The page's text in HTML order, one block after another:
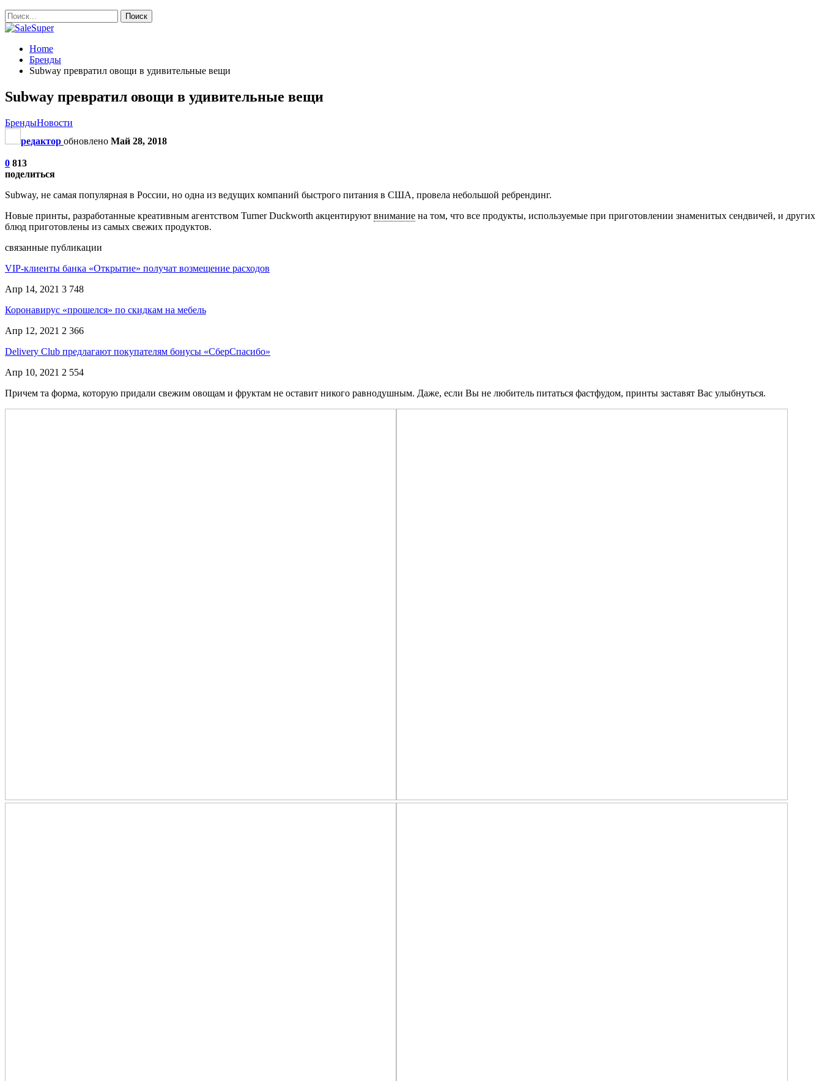
Home
Бренды
Subway превратил овощи в удивительные вещи
Subway превратил овощи в удивительные вещи
БрендыНовости
редактор обновлено Май 28, 2018
0 813
поделиться
Subway, не самая популярная в России, но одна из ведущих компаний быстрого питания в США, провела небольшой ребрендинг.
Новые принты, разработанные креативным агентством Turner Duckworth акцентируют внимание на том, что все продукты, используемые при приготовлении знаменитых сендвичей, и других
блюд приготовлены из самых свежих продуктов.
связанные публикации
VIP-клиенты банка «Открытие» получат возмещение расходов
Апр 14, 2021 3 748
Коронавирус «прошелся» по скидкам на мебель
Апр 12, 2021 2 366
Delivery Club предлагают покупателям бонусы «СберСпасибо»
Апр 10, 2021 2 554
Причем та форма, которую придали свежим овощам и фруктам не оставит никого равнодушным. Даже, если Вы не любитель питаться фастфудом, принты заставят Вас улыбнуться.